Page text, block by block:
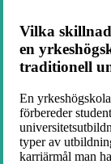
Vilka
en
traditionell
En
förbereder
typer av
karriärmål man